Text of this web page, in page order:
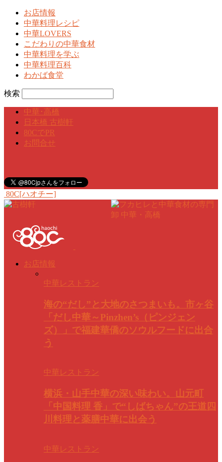
お店情報
中華料理レシピ
中華LOVERS
こだわりの中華食材
中華料理を学ぶ
中華料理百科
わかば食堂
検索
中華･高橋
日本橋 古樹軒
80CでPR
お問合せ
80C[ハオチー]
お店情報
中華レストラン
海の“だし”と大地のさつまいも。市ヶ谷
「だし中華～Pinzhen’s（ピンジェン
ズ）」で福建華僑のソウルフードに出合
う
中華レストラン
横浜・山手中華の深い味わい。山元町
「中国料理 香」で“しばちゃん”の王道四
川料理と薬膳中華に出会う
中華レストラン